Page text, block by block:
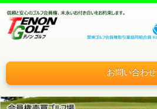
お問い合わせ